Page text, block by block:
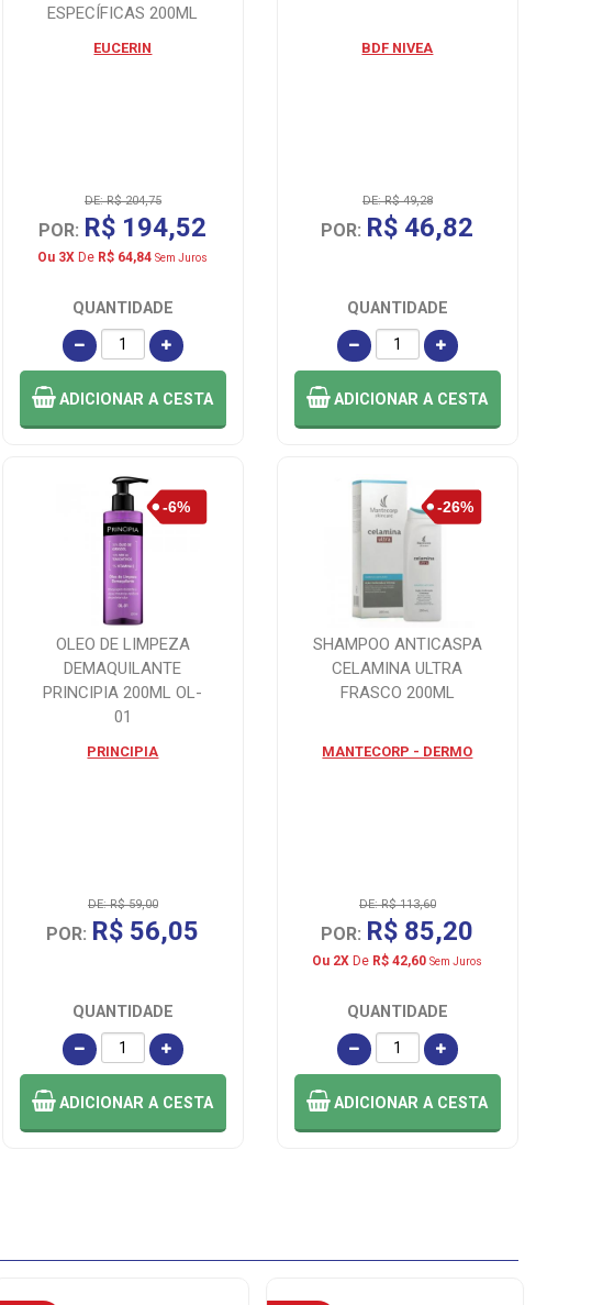
ESPECÍFICAS 200ML
EUCERIN
DE: R$ 204,75
POR: R$ 194,52
Ou 3X De R$ 64,84 Sem Juros
QUANTIDADE
ADICIONARA CESTA
BDF NIVEA
DE: R$ 49,28
POR: R$ 46,82
QUANTIDADE
ADICIONARA CESTA
OLEO DE LIMPEZA
DEMAQUILANTE
PRINCIPIA 200ML OL-
01
PRINCIPIA
DE: R$ 59,00
POR: R$ 56,05
QUANTIDADE
ADICIONARA CESTA
SHAMPOO ANTICASPA
CELAMINA ULTRA
FRASCO 200ML
MANTECORP - DERMO
DE: R$ 113,60
POR: R$ 85,20
Ou 2X De R$ 42,60 Sem Juros
QUANTIDADE
ADICIONARA CESTA